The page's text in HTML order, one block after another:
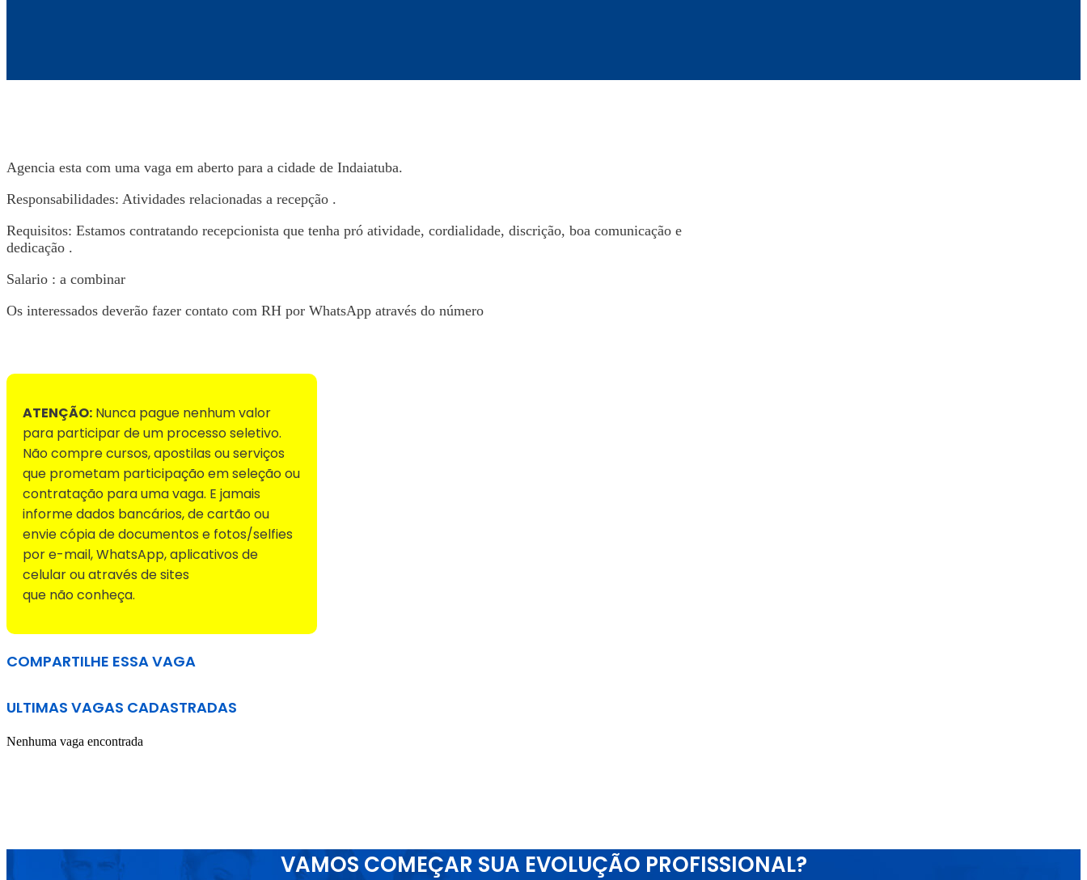
Agencia esta com uma vaga em aberto para a cidade de Indaiatuba.
Responsabilidades: Atividades relacionadas a recepção .
Requisitos: Estamos contratando recepcionista que tenha pró atividade, cordialidade, discrição, boa comunicação e
dedicação .
Salario : a combinar
Os interessados deverão fazer contato com RH por WhatsApp através do número
ATENÇÃO: Nunca pague nenhum valor
para participar de um processo seletivo.
Não compre cursos, apostilas ou serviços
que prometam participação em seleção ou
contratação para uma vaga. E jamais
informe dados bancários, de cartão ou
envie cópia de documentos e fotos/selfies
por e-mail, WhatsApp, aplicativos de
celular ou através de sites
que não conheça.
COMPARTILHE ESSA VAGA
ULTIMAS VAGAS CADASTRADAS
Nenhuma vaga encontrada
VAMOS COMEÇAR SUA EVOLUÇÃO PROFISSIONAL?